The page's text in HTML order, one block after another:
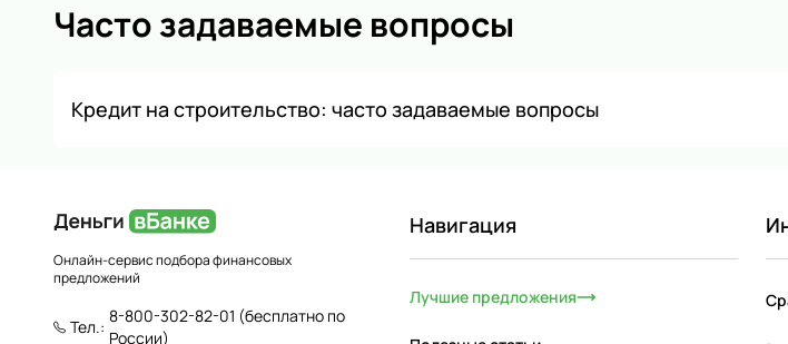
Часто задаваемые вопросы
Кредит на строительство: часто задаваемые вопросы
Онлайн-сервис подбора финансовых
предложений
Тел.:
8-800-302-82-01 (бесплатно по
России)
Навигация
Лучшие предложения